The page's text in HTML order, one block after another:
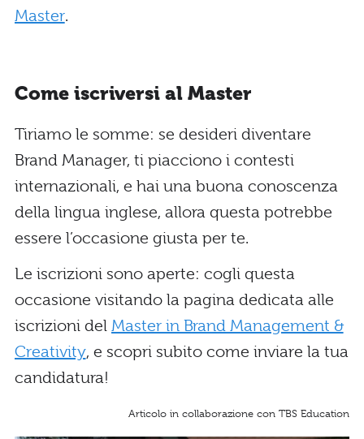
Master.
Come iscriversi al Master
Tiriamo le somme: se desideri diventare
Brand Manager, ti piacciono i contesti
internazionali, e hai una buona conoscenza
della lingua inglese, allora questa potrebbe
essere l’occasione giusta per te.
Le iscrizioni sono aperte: cogli questa
occasione visitando la pagina dedicata alle
iscrizioni del Master in Brand Management &
Creativity, e scopri subito come inviare la tua
candidatura!
Articolo in collaborazione con TBS Education